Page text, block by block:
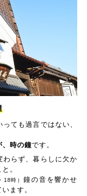
ても過言ではない、
、時の鐘です。
わらず、暮らしに欠か
。
18時）鐘の音を響かせ
ます。